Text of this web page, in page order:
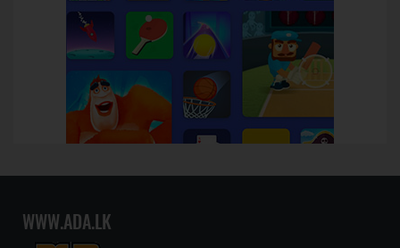
WWW.ADA.LK